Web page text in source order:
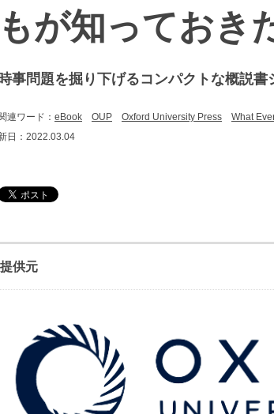
もが知っておき
時事問題を掘り下げるコンパクトな概説書
連ワード： eBook OUP Oxford University Press What
日：2022.03.04
提供元